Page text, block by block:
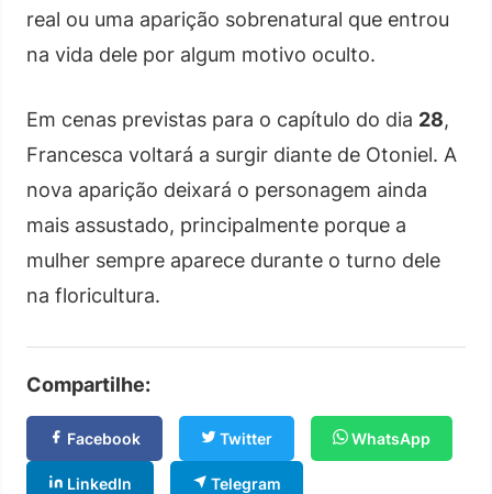
real ou uma aparição sobrenatural que entrou
na vida dele por algum motivo oculto.
Em cenas previstas para o capítulo do dia 28,
Francesca voltará a surgir diante de Otoniel. A
nova aparição deixará o personagem ainda
mais assustado, principalmente porque a
mulher sempre aparece durante o turno dele
na floricultura.
Compartilhe:
Facebook Twitter WhatsApp
LinkedIn Telegram